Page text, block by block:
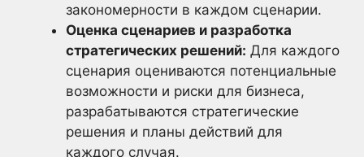
закономерности в каждом сценарии.
Оценка сценариев и разработка
стратегических решений: Для каждого
сценария оцениваются потенциальные
возможности и риски для бизнеса,
разрабатываются стратегические
решения и планы действий для
каждого случая.